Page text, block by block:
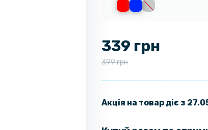
339 грн
399 грн
Акція на товар діє з